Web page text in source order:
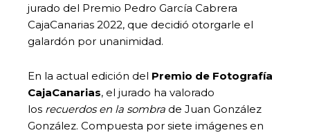
jurado del Premio Pedro García Cabrera
CajaCanarias 2022, que decidió otorgarle el
galardón por unanimidad.
En la actual edición del Premio de Fotografía
CajaCanarias, el jurado ha valorado
los recuerdos en la sombra de Juan González
González. Compuesta por siete imágenes en